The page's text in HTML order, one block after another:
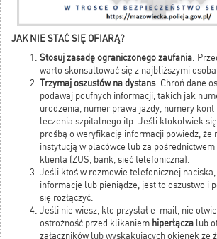
JAK NIE STAĆ SIĘ OFIARĄ?
Stosuj zasadę ograniczonego zaufania .
warto skonsultować się z najbliższymi
Trzymaj oszustów na dystans. Chroń dane
podawaj poufnych informacji, takich jak
urodzenia, numer prawa jazdy, numery
leczenia szpitalnego itp. Jeśli ktokolwiek
prośbą o weryfikację informacji powiedz, że
instytucją w placówce lub za pośrednictwem
klienta (ZUS, bank, sieć telefoniczna).
Jeśli ktoś w rozmowie telefonicznej
informacje lub pieniądze, jest to oszustwo i
się rozłączyć.
Jeśli nie wiesz, kto przysłał e-mail, nie
ostrożność przed klikaniem hiperłącza lub
załączników lub wyskakujących okienek ze